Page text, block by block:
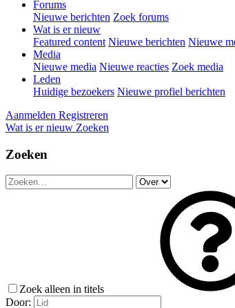
Forums
Nieuwe berichten Zoek forums
Wat is er nieuw
Featured content Nieuwe berichten Nieuwe
Media
Nieuwe media Nieuwe reacties Zoek media
Leden
Huidige bezoekers Nieuwe profiel berichten
Aanmelden Registreren
Wat is er nieuw Zoeken
Zoeken
Zoek alleen in titels
Door: